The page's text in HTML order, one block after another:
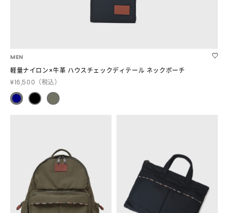
MEN
軽量ナイロン×牛革 ハウスチェックディテール ネックポーチ
¥16,500 （税込）